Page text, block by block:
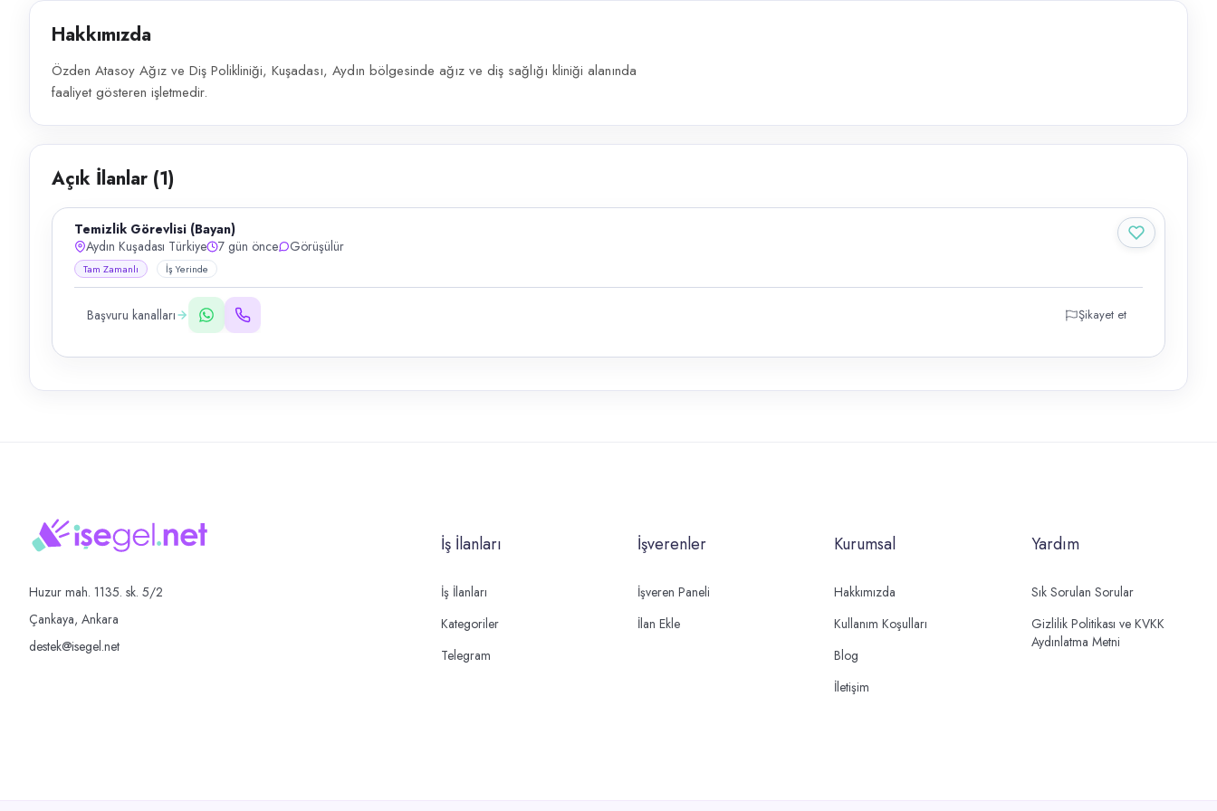
Hakkımızda
Özden Atasoy Ağız ve Diş Polikliniği, Kuşadası, Aydın bölgesinde ağız ve diş sağlığı kliniği alanında
faaliyet gösteren işletmedir.
Açık İlanlar (1)
Temizlik Görevlisi (Bayan)
Aydın Kuşadası Türkiye
7 gün önce Görüşülür
Tam Zamanlı İş Yerinde
Başvuru kanalları Şikayet et
Huzur mah. 1135. sk. 5/2
Çankaya, Ankara
destek@isegel.net
İş İlanları
İş İlanları
Kategoriler
Telegram
İşverenler
İşveren Paneli
İlan Ekle
Kurumsal
Hakkımızda
Kullanım Koşulları
Blog
İletişim
Yardım
Sık Sorulan Sorular
Gizlilik Politikası ve KVKK
Aydınlatma Metni